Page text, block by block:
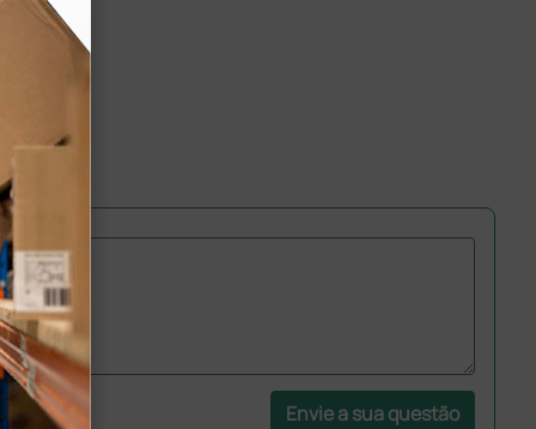
Envie a sua questão